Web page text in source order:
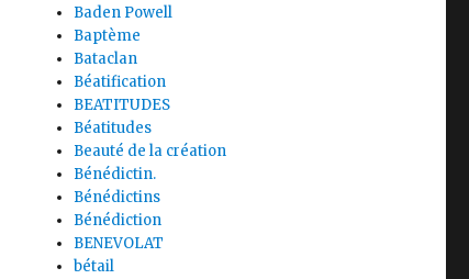
Baden Powell
Baptème
Bataclan
Béatification
BEATITUDES
Béatitudes
Beauté de la création
Bénédictin.
Bénédictins
Bénédiction
BENEVOLAT
bétail